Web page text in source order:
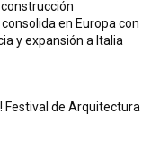
construcción
en Europa con
y expansión a Italia
Festival de Arquitectura